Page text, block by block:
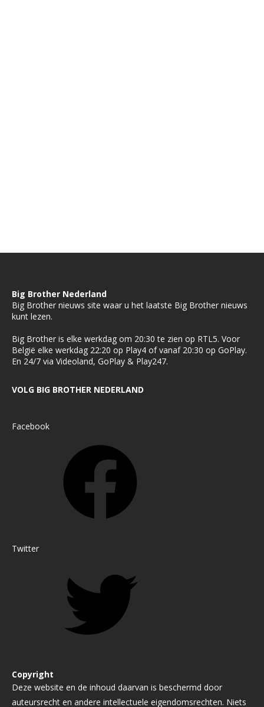
Big Brother Nederland
Big Brother nieuws site waar u het laatste Big Brother nieuws
kunt lezen.
Big Brother is elke werkdag om 20:30 te zien op RTL5. Voor
België elke werkdag 22:20 op Play4 of vanaf 20:30 op GoPlay.
En 24/7 via Videoland, GoPlay & Play247.
VOLG BIG BROTHER NEDERLAND
Facebook
Twitter
Copyright
Deze website en de inhoud daarvan is beschermd door
auteursrecht en andere intellectuele eigendomsrechten. Niets